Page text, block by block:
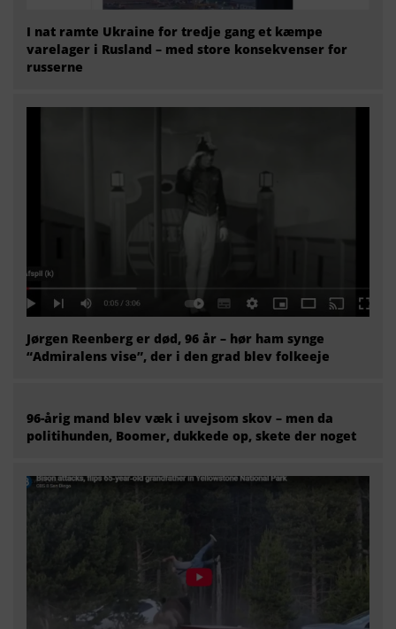
I nat ramte Ukraine for tredje gang et kæmpe
varelager i Rusland – med store konsekvenser for
russerne
Jørgen Reenberg er død, 96 år – hør ham synge
“Admiralens vise”, der i den grad blev folkeeje
96-årig mand blev væk i uvejsom skov – men da
politihunden, Boomer, dukkede op, skete der noget